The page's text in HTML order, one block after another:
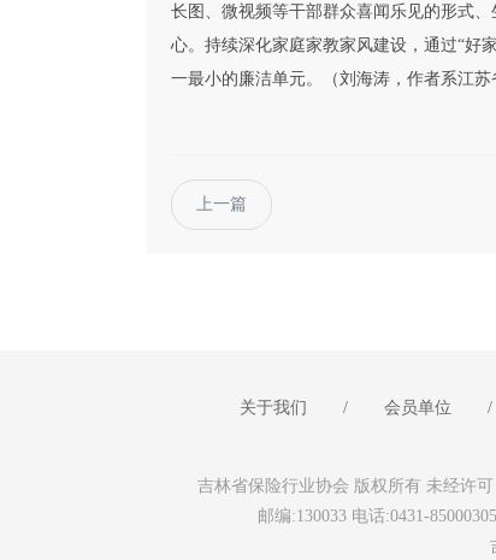
长图、微视频等干部群众喜闻乐见的形式
心。持续深化家庭家教家风建设，通过“好
一最小的廉洁单元。（刘海涛，作者系江
上一篇
关于我们 / 会员单位 /
吉林省保险行业协会 版权所有 未经许可
邮编:130033 电话:0431-